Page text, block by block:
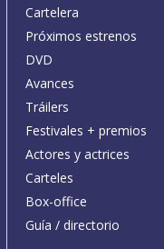
Cartelera
Próximos estrenos
DVD
Avances
Tráilers
Festivales + premios
Actores y actrices
Carteles
Box-office
Guía / directorio